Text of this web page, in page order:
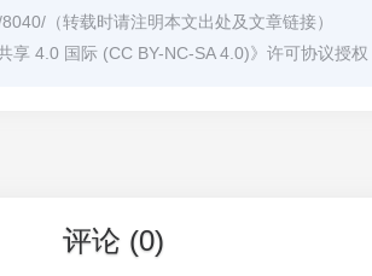
（转载时请注明本文出处及文章链接）
享 4.0 国际 (CC BY-NC-SA 4.0)》许可协议授权
评论 (0)